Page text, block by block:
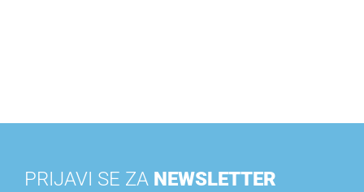
PRIJAVI SE ZANEWSLETTER